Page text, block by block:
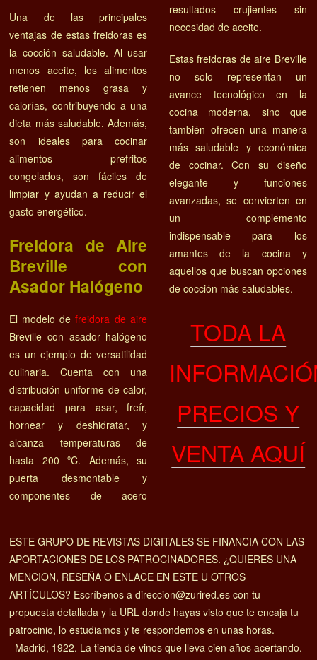
Una de las principales
ventajas de estas freidoras es
la cocción saludable. Al usar
menos aceite, los alimentos
retienen menos grasa y
calorías, contribuyendo a una
dieta más saludable. Además,
son ideales para cocinar
alimentos prefritos
congelados, son fáciles de
limpiar y ayudan a reducir el
gasto energético.
Freidora de Aire
Breville con
Asador Halógeno
El modelo defreidora de aire
Breville con asador halógeno
es un ejemplo de versatilidad
culinaria. Cuenta con una
distribución uniforme de calor,
capacidad para asar, freír,
hornear y deshidratar, y
alcanza temperaturas de
hasta 200 ºC. Además, su
puerta desmontable y
componentes de acero
resultados crujientes sin
necesidad de aceite.
Estas freidoras de aire Breville
no solo representan un
avance tecnológico en la
cocina moderna, sino que
también ofrecen una manera
más saludable y económica
de cocinar. Con su diseño
elegante y funciones
avanzadas, se convierten en
un complemento
indispensable para los
amantes de la cocina y
aquellos que buscan opciones
de cocción más saludables.
TODA LA
PRECIOS Y
VENTA AQUÍ
ESTE GRUPO DE REVISTAS DIGITALES SE FINANCIA CON LAS
APORTACIONES DE LOS PATROCINADORES. ¿QUIERES UNA
MENCION, RESEÑA O ENLACE EN ESTE U OTROS
ARTÍCULOS? Escríbenos a direccion@zurired.es con tu
propuesta detallada y la URL donde hayas visto que te encaja tu
patrocinio, lo estudiamos y te respondemos en unas horas.
Madrid, 1922. La tienda de vinos que lleva cien años acertando.